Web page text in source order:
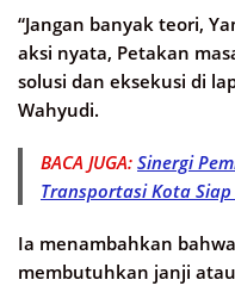
“Jangan banyak teori,
aksi nyata, Petakan
solusi dan eksekusi di
Wahyudi.
BACA JUGA: Sinergi
Transportasi Kota
Ia menambahkan
membutuhkan janji